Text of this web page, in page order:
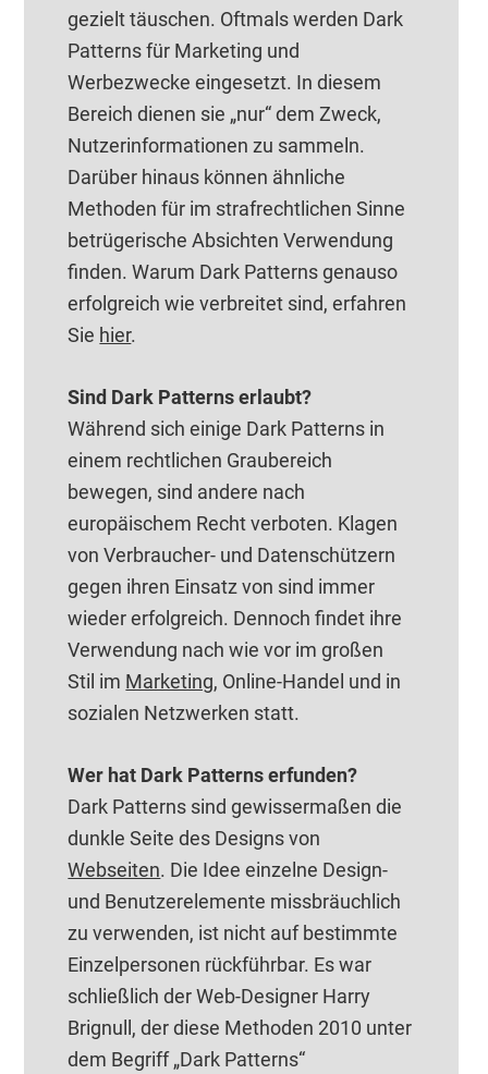
gezielt täuschen. Oftmals werden Dark
Patterns für Marketing und
Werbezwecke eingesetzt. In diesem
Bereich dienen sie „nur“ dem Zweck,
Nutzerinformationen zu sammeln.
Darüber hinaus können ähnliche
Methoden für im strafrechtlichen Sinne
betrügerische Absichten Verwendung
finden. Warum Dark Patterns genauso
erfolgreich wie verbreitet sind, erfahren
Sie hier.
Sind Dark Patterns erlaubt?
Während sich einige Dark Patterns in
einem rechtlichen Graubereich
bewegen, sind andere nach
europäischem Recht verboten. Klagen
von Verbraucher- und Datenschützern
gegen ihren Einsatz von sind immer
wieder erfolgreich. Dennoch findet ihre
Verwendung nach wie vor im großen
Stil im Marketing, Online-Handel und in
sozialen Netzwerken statt.
Wer hat Dark Patterns erfunden?
Dark Patterns sind gewissermaßen die
dunkle Seite des Designs von
Webseiten. Die Idee einzelne Design-
und Benutzerelemente missbräuchlich
zu verwenden, ist nicht auf bestimmte
Einzelpersonen rückführbar. Es war
schließlich der Web-Designer Harry
Brignull, der diese Methoden 2010 unter
dem Begriff „Dark Patterns“